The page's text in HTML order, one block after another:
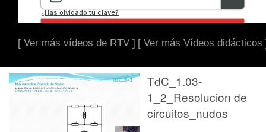
[ Ver más vídeos de RTV ] [ Ver más Vídeos didácticos
TdC_1.03-
1_2_Resolucion de
circuitos_nudos